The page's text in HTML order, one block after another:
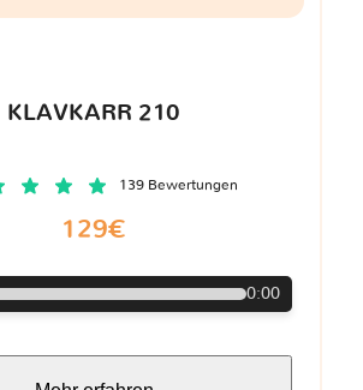
KLAVKARR 210
139 Bewertungen
129€
0:00